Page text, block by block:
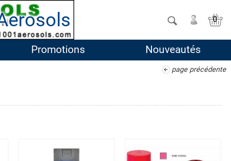
0
Promotions Nouveautés
page précédente